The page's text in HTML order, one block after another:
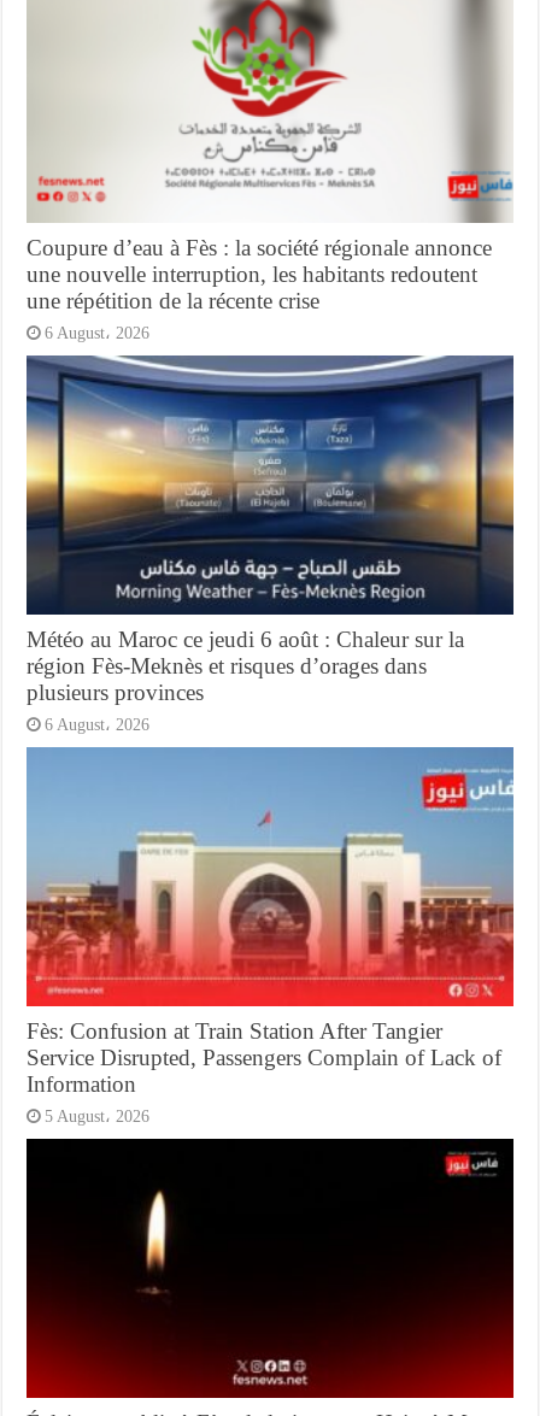
Coupure d’eau à Fès : la société régionale annonce
une nouvelle interruption, les habitants redoutent
une répétition de la récente crise
6 August، 2026
Météo au Maroc ce jeudi 6 août : Chaleur sur la
région Fès-Meknès et risques d’orages dans
plusieurs provinces
6 August، 2026
Fès: Confusion at Train Station After Tangier
Service Disrupted, Passengers Complain of Lack of
Information
5 August، 2026